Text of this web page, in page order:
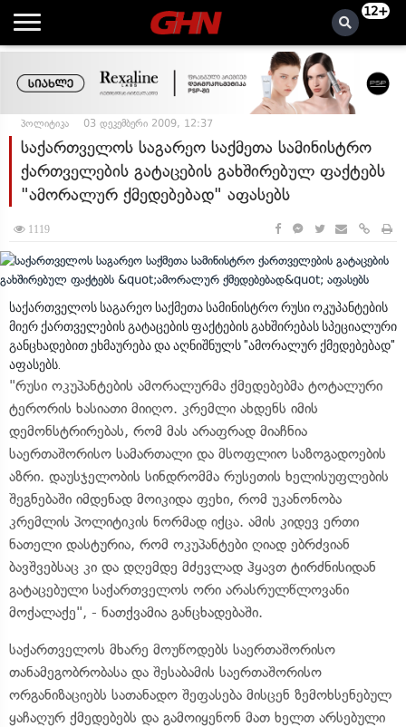
12+
პოლიტიკა 03 დეკემბერი 2009, 12:37
საქართველოს საგარეო საქმეთა სამინისტრო
ქართველების გატაცების გახშირებულ ფაქტებს
"ამორალურ ქმედებებად" აფასებს
1119
საქართველოს საგარეო საქმეთა სამინისტრო რუსი ოკუპანტების
მიერ ქართველების გატაცების ფაქტების გახშირებას სპეციალური
განცხადებით ეხმაურება და აღნიშნულს "ამორალურ ქმედებებად"
აფასებს.
"რუსი ოკუპანტების ამორალურმა ქმედებებმა ტოტალური
ტერორის ხასიათი მიიღო. კრემლი ახდენს იმის
დემონსტრირებას, რომ მას არაფრად მიაჩნია
საერთაშორისო სამართალი და მსოფლიო საზოგადოების
აზრი. დაუსჯელობის სინდრომმა რუსეთის ხელისუფლების
შეგნებაში იმდენად მოიკიდა ფეხი, რომ უკანონობა
კრემლის პოლიტიკის ნორმად იქცა. ამის კიდევ ერთი
ნათელი დასტურია, რომ ოკუპანტები ღიად ებრძვიან
ბავშვებსაც კი და დღემდე მძევლად ჰყავთ ტირძნისიდან
გატაცებული საქართველოს ორი არასრულწლოვანი
მოქალაქე", - ნათქვამია განცხადებაში.
საქართველოს მხარე მოუწოდებს საერთაშორისო
თანამეგობრობასა და შესაბამის საერთაშორისო
ორგანიზაციებს სათანადო შეფასება მისცენ ზემოხსენებულ
ყაჩაღურ ქმედებებს და გამოიყენონ მათ ხელთ არსებული